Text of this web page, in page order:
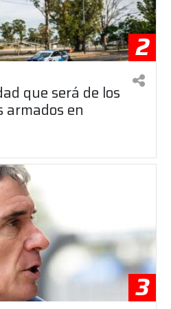
2
que será de los
armados en
3